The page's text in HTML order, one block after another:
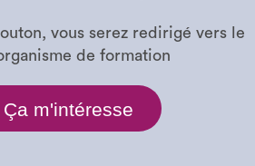
vous serez redirigé vers le
de formation
Ça m'intéresse